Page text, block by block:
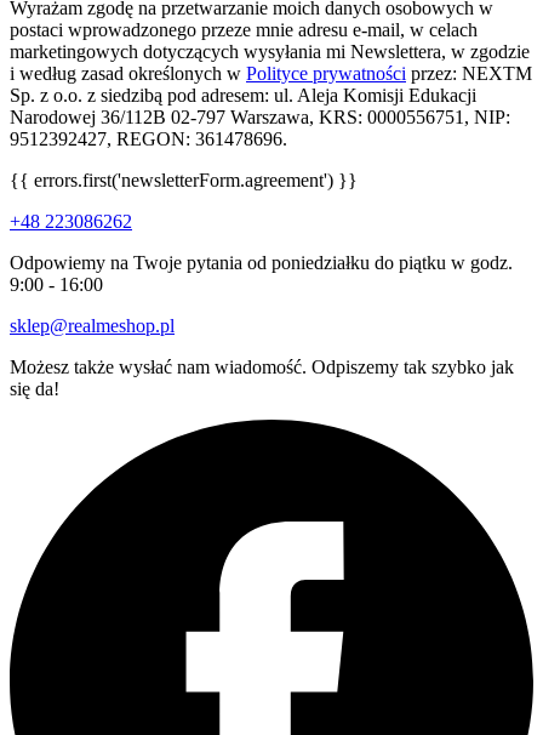
Wyrażam zgodę na przetwarzanie moich danych osobowych w
postaci wprowadzonego przeze mnie adresu e-mail, w celach
marketingowych dotyczących wysyłania mi Newslettera, w zgodzie
i według zasad określonych w Polityce prywatności przez: NEXTM
Sp. z o.o. z siedzibą pod adresem: ul. Aleja Komisji Edukacji
Narodowej 36/112B 02-797 Warszawa, KRS: 0000556751, NIP:
9512392427, REGON: 361478696.
{{ errors.first('newsletterForm.agreement') }}
+48 223086262
Odpowiemy na Twoje pytania od poniedziałku do piątku w godz.
9:00 - 16:00
sklep@realmeshop.pl
Możesz także wysłać nam wiadomość. Odpiszemy tak szybko jak
się da!